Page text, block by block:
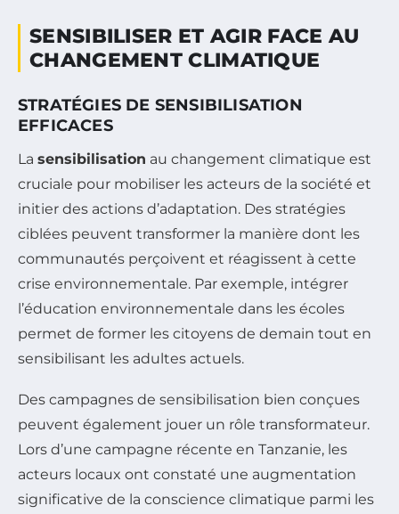
SENSIBILISER ET AGIR FACE AU
CHANGEMENT CLIMATIQUE
STRATÉGIES DE SENSIBILISATION
EFFICACES
La sensibilisation au changement climatique est
cruciale pour mobiliser les acteurs de la société et
initier des actions d’adaptation. Des stratégies
ciblées peuvent transformer la manière dont les
communautés perçoivent et réagissent à cette
crise environnementale. Par exemple, intégrer
l’éducation environnementale dans les écoles
permet de former les citoyens de demain tout en
sensibilisant les adultes actuels.
Des campagnes de sensibilisation bien conçues
peuvent également jouer un rôle transformateur.
Lors d’une campagne récente en Tanzanie, les
acteurs locaux ont constaté une augmentation
significative de la conscience climatique parmi les